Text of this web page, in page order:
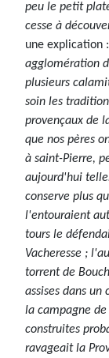
peu le petit
cesse à
une explication :
agglomération
plusieurs
soin les
provençaux de
que nos pères
à saint-Pierre,
aujourd'hui
conserve plus
l'entouraient
tours le
Vacheresse ;
torrent de
assises dans
la campagne de
construites
ravageait la